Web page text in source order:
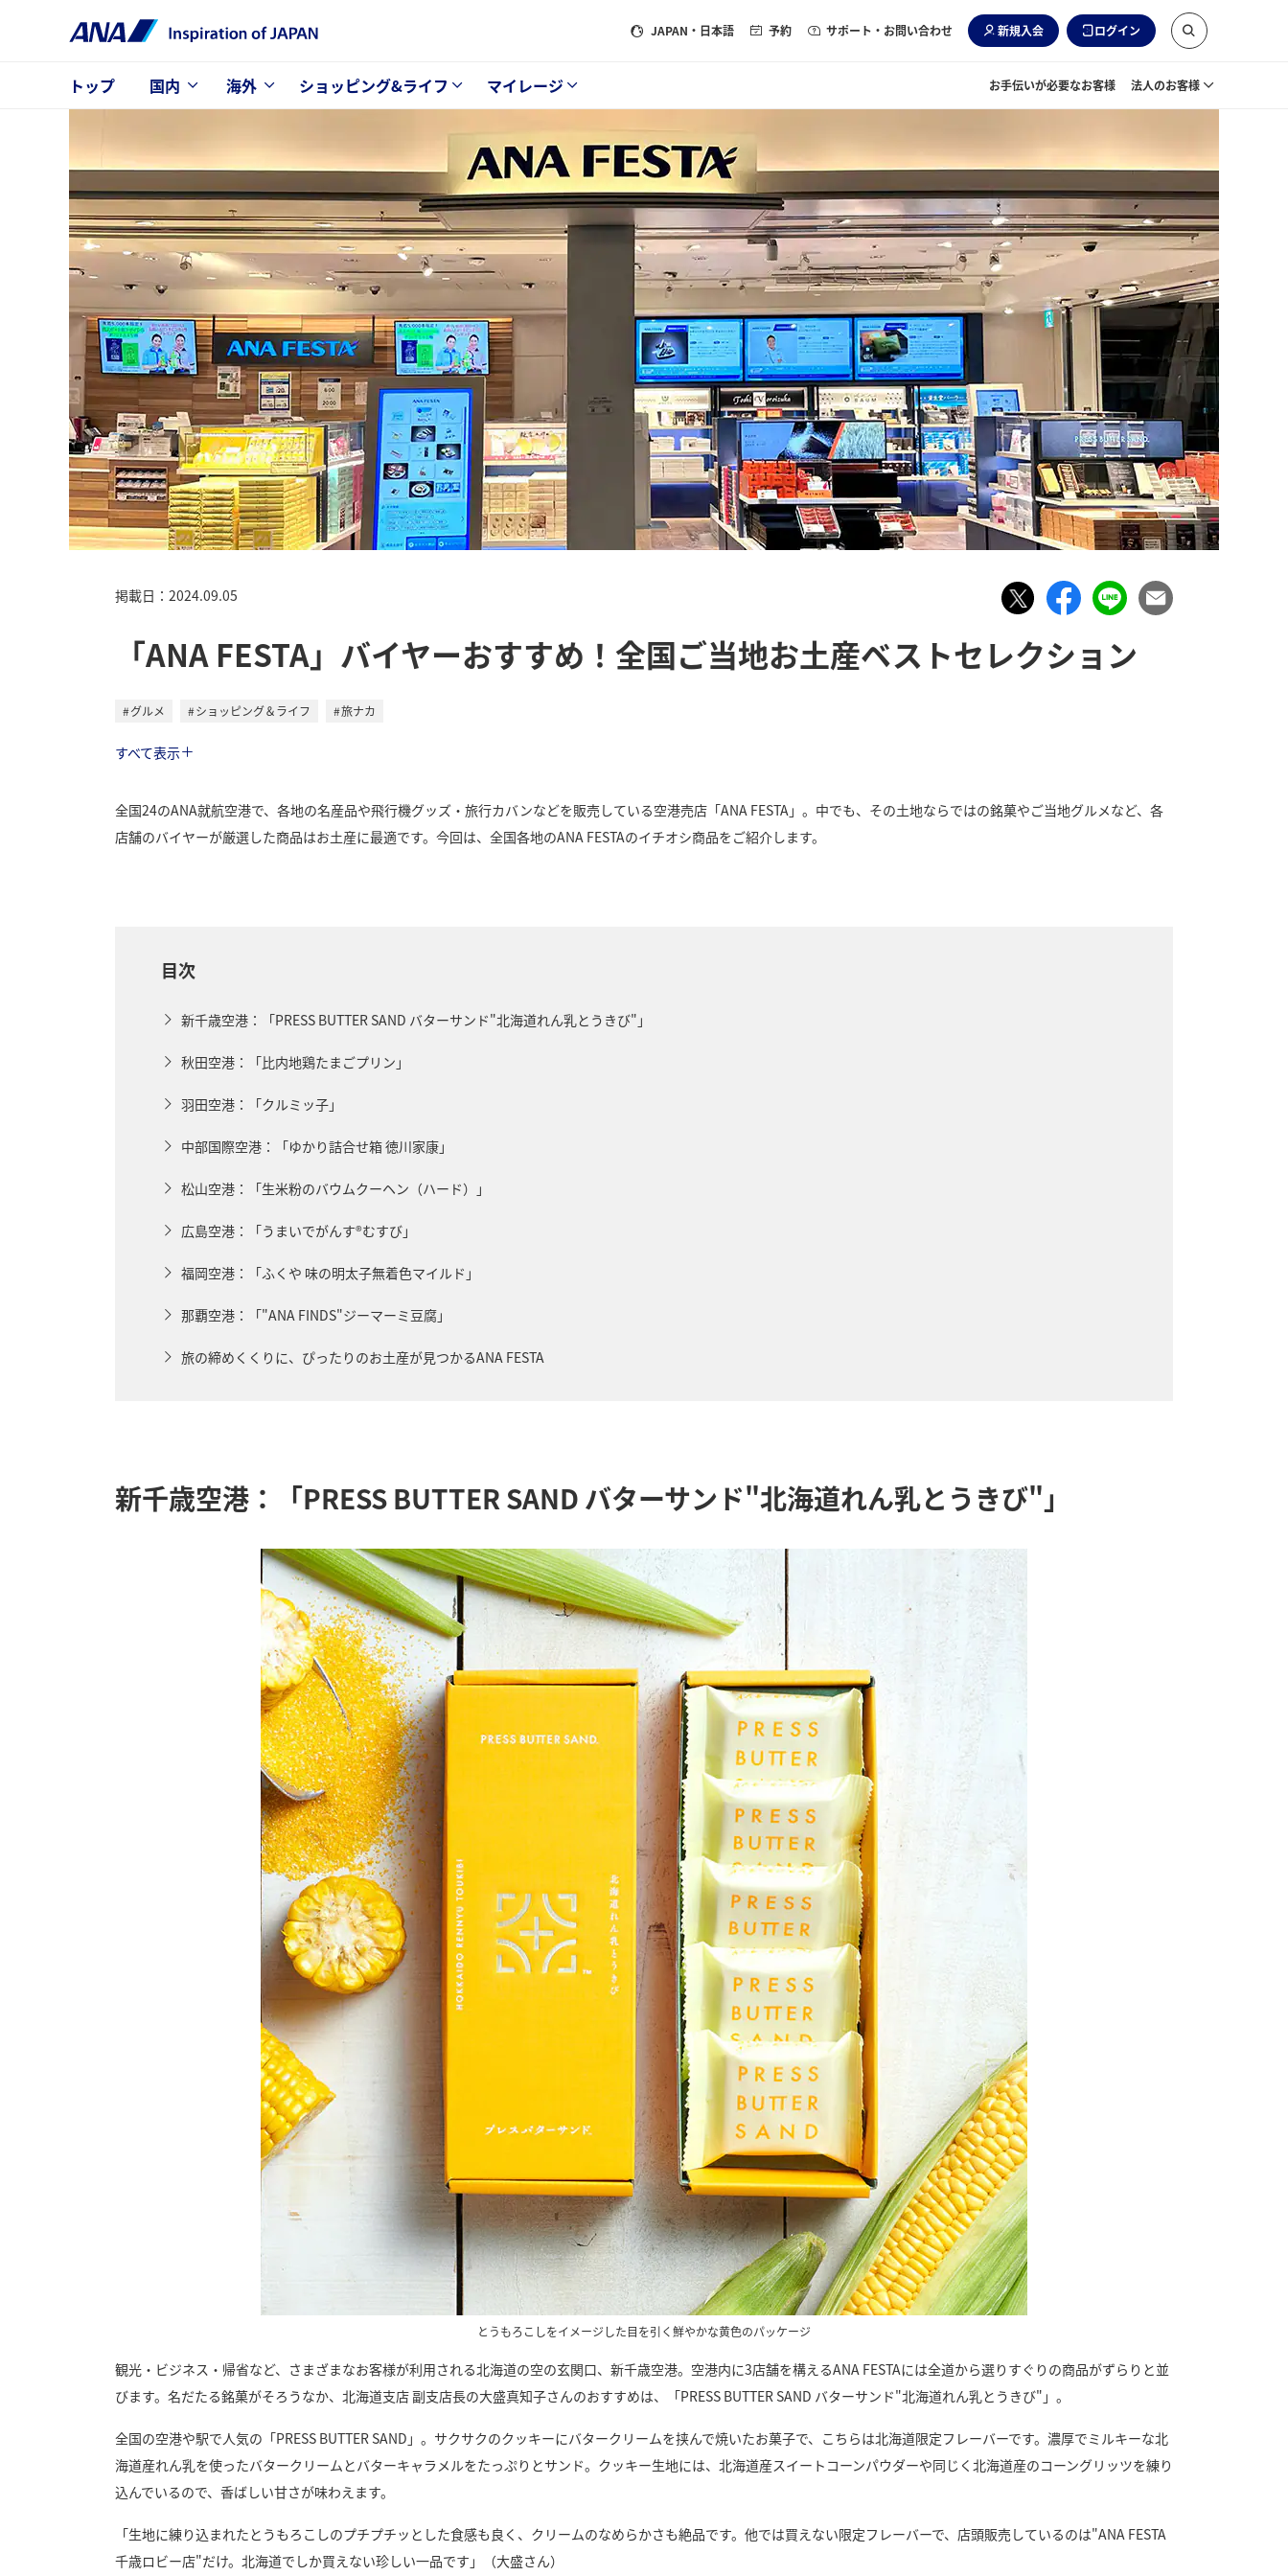
JAPAN ・日本語 予約 サポート・お問い合わせ 新規入会 ログイン
トップ 国内 海外 ショッピング&ライフ マイレージ お手伝いが必要なお客様 法人のお客様
掲載日：2024.09.05
「ANA FESTA」バイヤーおすすめ！全国ご当地お土産ベストセレクション
グルメ ショッピング＆ライフ
旅ナカ
すべて表示
全国24のANA就航空港で、各地の名産品や飛行機グッズ・旅行カバンなどを販売している空港売店「ANA FESTA」。中でも、その土地ならではの銘菓やご当地グルメなど、各
店舗のバイヤーが厳選した商品はお土産に最適です。今回は、全国各地のANA FESTAのイチオシ商品をご紹介します。
目次
新千歳空港：「PRESS BUTTER SAND バターサンド"北海道れん乳とうきび"」
秋田空港：「比内地鶏たまごプリン」
羽田空港：「クルミッ子」
中部国際空港：「ゆかり詰合せ箱 徳川家康」
松山空港：「生米粉のバウムクーヘン（ハード）」
広島空港：「うまいでがんす®むすび」
福岡空港：「ふくや 味の明太子無着色マイルド」
那覇空港：「"ANA FINDS"ジーマーミ豆腐」
旅の締めくくりに、ぴったりのお土産が見つかるANA FESTA
新千歳空港：「PRESS BUTTER SAND バターサンド"北海道れん乳とうきび"」
とうもろこしをイメージした目を引く鮮やかな黄色のパッケージ
観光・ビジネス・帰省など、さまざまなお客様が利用される北海道の空の玄関口、新千歳空港。空港内に3店舗を構えるANA FESTAには全道から選りすぐりの商品がずらりと並
びます。名だたる銘菓がそろうなか、北海道支店 副支店長の大盛真知子さんのおすすめは、「PRESS BUTTER SAND バターサンド"北海道れん乳とうきび"」。
全国の空港や駅で人気の「PRESS BUTTER SAND」。サクサクのクッキーにバタークリームを挟んで焼いたお菓子で、こちらは北海道限定フレーバーです。濃厚でミルキーな北
海道産れん乳を使ったバタークリームとバターキャラメルをたっぷりとサンド。クッキー生地には、北海道産スイートコーンパウダーや同じく北海道産のコーングリッツを練り
込んでいるので、香ばしい甘さが味わえます。
「生地に練り込まれたとうもろこしのプチプチッとした食感も良く、クリームのなめらかさも絶品です。他では買えない限定フレーバーで、店頭販売しているのは"ANA FESTA
千歳ロビー店"だけ。北海道でしか買えない珍しい一品です」（大盛さん）